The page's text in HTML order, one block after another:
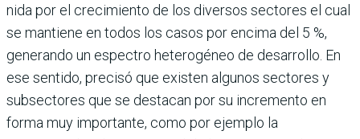
nida por el crecimiento de los diversos sectores el cual
se mantiene en todos los casos por encima del 5 %,
gene­rando un espectro hetero­géneo de desarrollo. En
ese sentido, precisó que existen algunos sectores y
subsec­tores que se destacan por su incremento en
forma muy importante, como por ejemplo la